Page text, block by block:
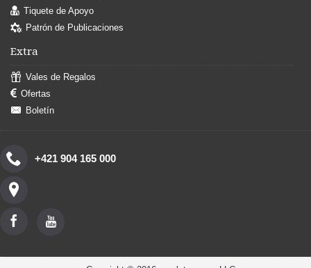
Tiquete de Apoyo
Patrón de Publicaciones
Extra
Vales de Regalos
Ofertas
Boletín
+421 904 165 000